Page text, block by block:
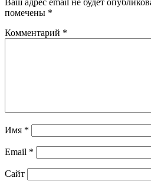
Ваш адрес email не будет
помечены *
Комментарий *
Имя *
Email *
Сайт